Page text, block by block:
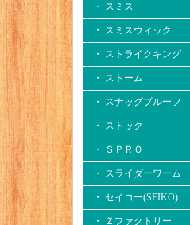
・ スミス
・ スミスウィック
・ ストライクキング
・ ストーム
・ スナッグプルーフ
・ ストック
・ ＳＰＲＯ
・ スライダーワーム
・ セイコー(SEIKO)
・ Ｚファクトリー